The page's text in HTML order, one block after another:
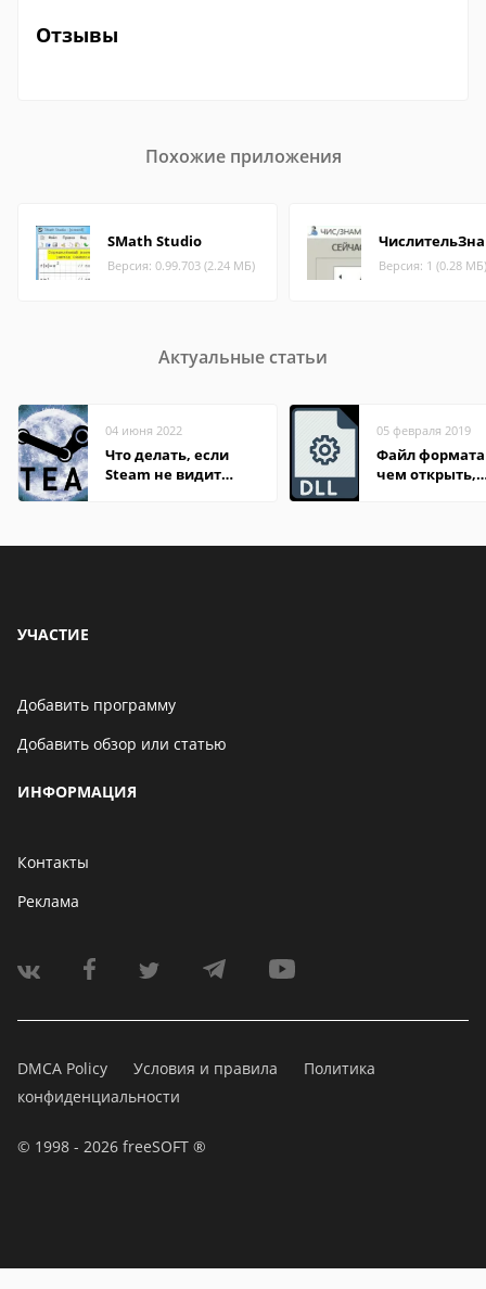
Отзывы
Похожие приложения
SMath Studio
Версия: 0.99.703 (2.24 МБ) Версия: 1 (0.28 МБ)
Актуальные статьи
04 июня 2022
Что делать, если
Steam не видит
05 февраля 2019
Файл формата
чем открыть,
УЧАСТИЕ
Добавить программу
Добавить обзор или статью
ИНФОРМАЦИЯ
Контакты
Реклама
DMCA Policy Условия и правила
Политика
конфиденциальности
© 1998 - 2026 freeSOFT ®